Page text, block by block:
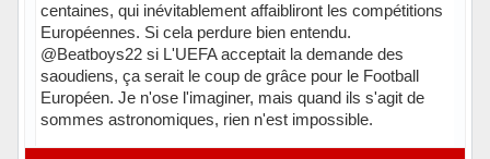
centaines, qui inévitablement affaibliront les compétitions
Européennes. Si cela perdure bien entendu.
@Beatboys22 si L'UEFA acceptait la demande des
saoudiens, ça serait le coup de grâce pour le Football
Européen. Je n'ose l'imaginer, mais quand ils s'agit de
sommes astronomiques, rien n'est impossible.